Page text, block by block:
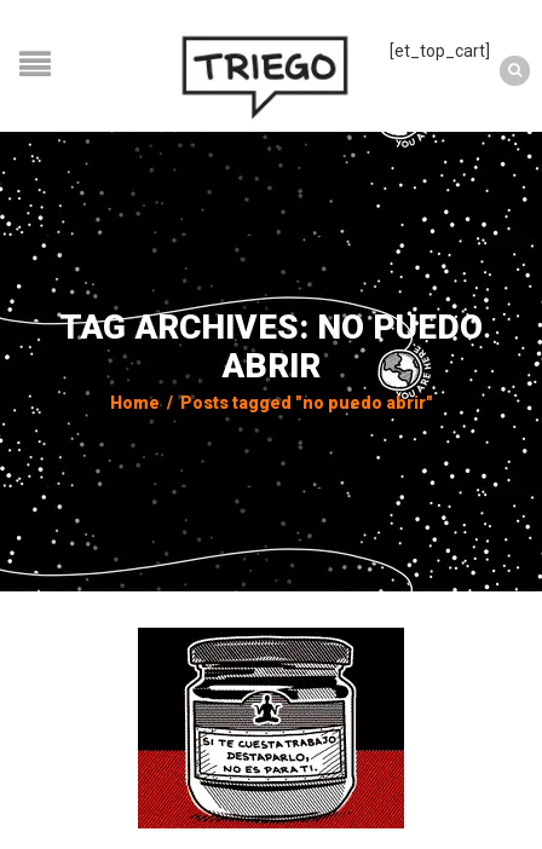
[et_top_cart]
TAG ARCHIVES: NO PUEDO
ABRIR
Home / Posts tagged "no puedo abrir"